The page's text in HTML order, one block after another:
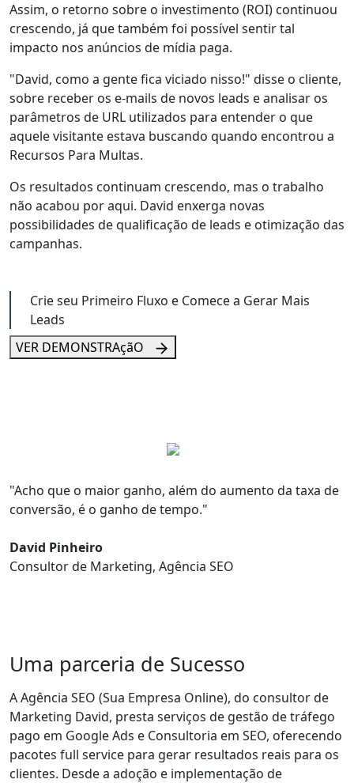
Assim, o retorno sobre o investimento (ROI) continuou
crescendo, já que também foi possível sentir tal
impacto nos anúncios de mídia paga.
"David, como a gente fica viciado nisso!" disse o cliente,
sobre receber os e-mails de novos leads e analisar os
parâmetros de URL utilizados para entender o que
aquele visitante estava buscando quando encontrou a
Recursos Para Multas.
Os resultados continuam crescendo, mas o trabalho
não acabou por aqui. David enxerga novas
possibilidades de qualificação de leads e otimização das
campanhas.
Crie seu Primeiro Fluxo e Comece a Gerar Mais
Leads
VER DEMONSTRAçãO
"Acho que o maior ganho, além do aumento da taxa de
conversão, é o ganho de tempo."
David Pinheiro
Consultor de Marketing, Agência SEO
Uma parceria de Sucesso
A Agência SEO (Sua Empresa Online), do consultor de
Marketing David, presta serviços de gestão de tráfego
pago em Google Ads e Consultoria em SEO, oferecendo
pacotes full service para gerar resultados reais para os
clientes. Desde a adoção e implementação de